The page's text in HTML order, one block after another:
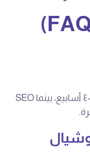
نتائج القنوات المدفوعة تظهر عادة خلال ٢–٤ أسابيع، بينما SEO